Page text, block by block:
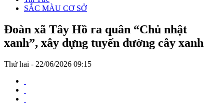
SẮC MÀU CƠ SỞ
Đoàn xã Tây Hồ ra quân “Chủ nhật
xanh”, xây dựng tuyến đường cây xanh
Thứ hai - 22/06/2026 09:15